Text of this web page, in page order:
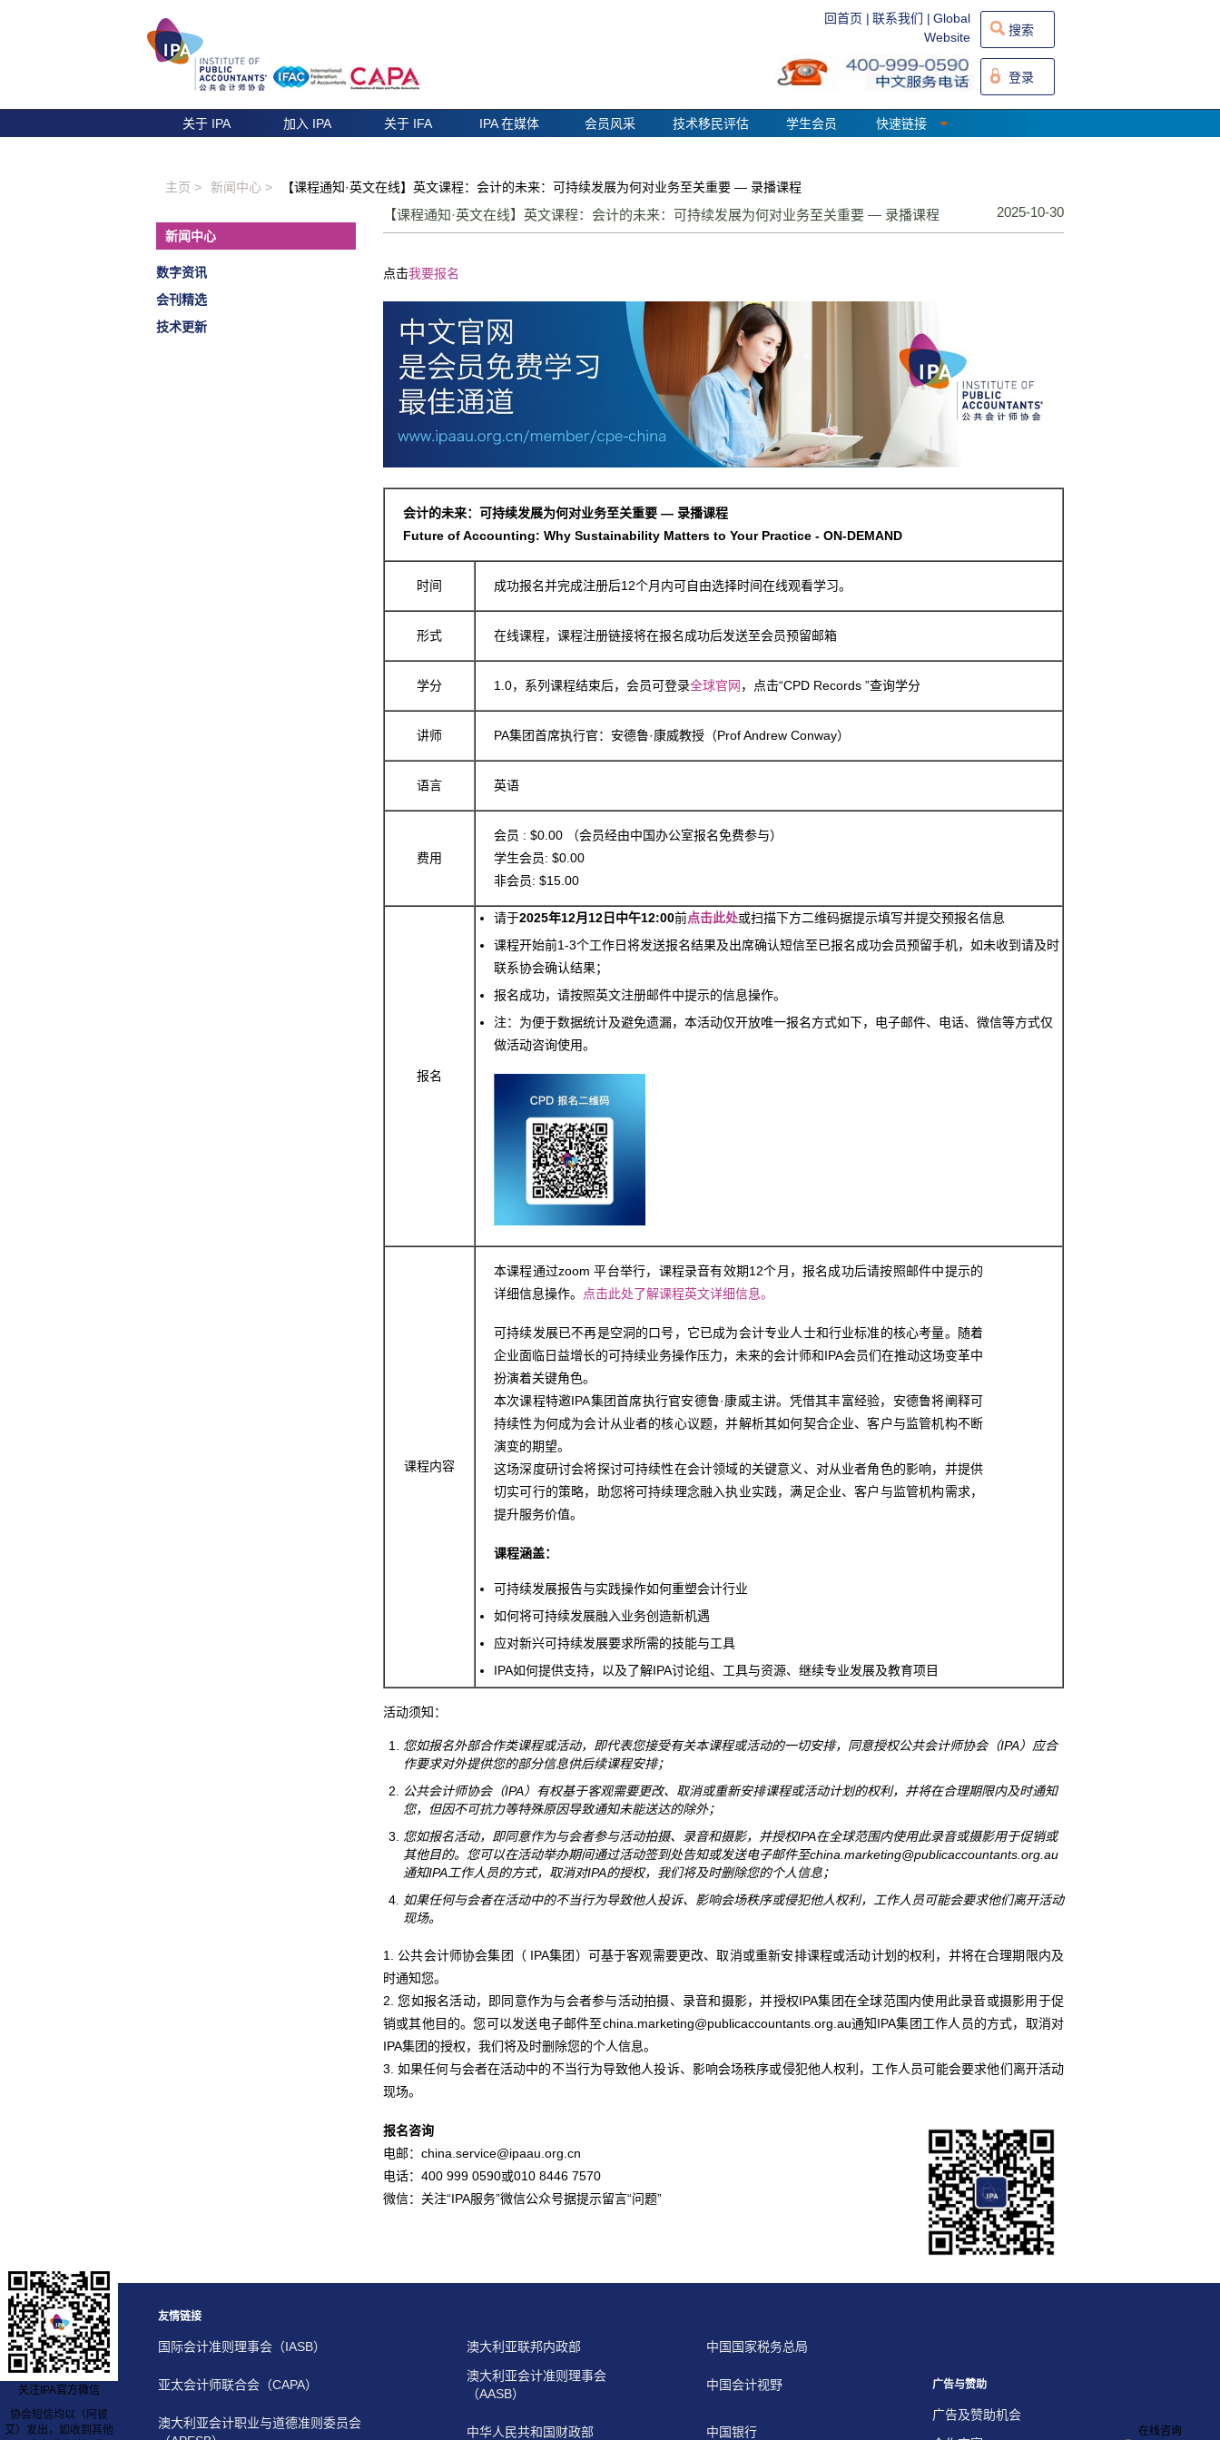
回首页 | 联系我们 | Global
Website
搜索
登录
关于 IPA 加入 IPA 关于 IFA IPA 在媒体 会员风采 技术移民评估 学生会员 快速链接
主页 > 新闻中心 > 【课程通知·英文在线】英文课程：会计的未来：可持续发展为何对业务至关重要 — 录播课程
新闻中心
数字资讯
会刊精选
技术更新
【课程通知·英文在线】英文课程：会计的未来：可持续发展为何对业务至关重要 — 录播课程 2025-10-30
点击我要报名
会计的未来：可持续发展为何对业务至关重要 — 录播课程
Future of Accounting: Why Sustainability Matters to Your Practice - ON-DEMAND
时间 成功报名并完成注册后12个月内可自由选择时间在线观看学习。
形式 在线课程，课程注册链接将在报名成功后发送至会员预留邮箱
学分 1.0，系列课程结束后，会员可登录全球官网 ，点击“CPD Records ”查询学分
讲师 PA集团首席执行官：安德鲁·康威教授（Prof Andrew Conway）
语言 英语
费用
会员 : $0.00 （会员经由中国办公室报名免费参与）
学生会员: $0.00
非会员: $15.00
报名
请于2025年12月 12 日中午12:00前点击此处或扫描下方二维码据提示填写并提交预报名信息
课程开始前1-3个工作日将发送报名结果及出席确认短信至已报名成功会员预留手机，如未收到请及时
联系协会确认结果；
报名成功，请按照英文注册邮件中提示的信息操作。
注：为便于数据统计及避免遗漏，本活动仅开放唯一报名方式如下，电子邮件、电话、微信等方式仅
做活动咨询使用。
课程内容
本课程通过zoom 平台举行，课程录音有效期12个月，报名成功后请按照邮件中提示的
详细信息操作。
点击此处了解课程英文详细信息。
可持续发展已不再是空洞的口号，它已成为会计专业人士和行业标准的核心考量。随着
企业面临日益增长的可持续业务操作压力，未来的会计师和IPA会员们在推动这场变革中
扮演着关键角色。
本次课程特邀IPA集团首席执行官安德鲁·康威主讲。凭借其丰富经验，安德鲁将阐释可
持续性为何成为会计从业者的核心议题，并解析其如何契合企业、客户与监管机构不断
演变的期望。
这场深度研讨会将探讨可持续性在会计领域的关键意义、对从业者角色的影响，并提供
切实可行的策略，助您将可持续理念融入执业实践，满足企业、客户与监管机构需求，
提升服务价值。
课程涵盖：
可持续发展报告与实践操作如何重塑会计行业
如何将可持续发展融入业务创造新机遇
应对新兴可持续发展要求所需的技能与工具
IPA如何提供支持，以及了解IPA讨论组、工具与资源、继续专业发展及教育项目
活动须知：
您如报名外部合作类课程或活动，即代表您接受有关本课程或活动的一切安排，同意授权公共会计师协会（IPA）应合
作要求对外提供您的部分信息供后续课程安排；
公共会计师协会（IPA）有权基于客观需要更改、取消或重新安排课程或活动计划的权利，并将在合理期限内及时通知
您，但因不可抗力等特殊原因导致通知未能送达的除外；
您如报名活动，即同意作为与会者参与活动拍摄、录音和摄影，并授权IPA在全球范围内使用此录音或摄影用于促销或
其他目的。您可以在活动举办期间通过活动签到处告知或发送电子邮件至china.marketing@publicaccountants.org.au
通知IPA工作人员的方式，取消对IPA的授权，我们将及时删除您的个人信息；
如果任何与会者在活动中的不当行为导致他人投诉、影响会场秩序或侵犯他人权利，工作人员可能会要求他们离开活动
现场。
1. 公共会计师协会集团（ IPA集团）可基于客观需要更改、取消或重新安排课程或活动计划的权利，并将在合理期限内及
时通知您。
2. 您如报名活动，即同意作为与会者参与活动拍摄、录音和摄影，并授权IPA集团在全球范围内使用此录音或摄影用于促
销或其他目的。您可以发送电子邮件至china.marketing@publicaccountants.org.au通知IPA集团工作人员的方式，取消对
IPA集团的授权，我们将及时删除您的个人信息。
3. 如果任何与会者在活动中的不当行为导致他人投诉、影响会场秩序或侵犯他人权利，工作人员可能会要求他们离开活动
现场。
报名咨询
电邮：china.service@ipaau.org.cn
电话：400 999 0590或010 8446 7570
微信：关注“IPA服务”微信公众号据提示留言“问题”
友情链接
国际会计准则理事会（IASB） 澳大利亚联邦内政部 中国国家税务总局
亚太会计师联合会（CAPA）
澳大利亚会计准则理事会
（AASB）
中国会计视野
澳大利亚会计职业与道德准则委员会
中华人民共和国财政部 中国银行
广告与赞助
广告及赞助机会
关注IPA官方微信
协会短信均以（阿彼
艾）发出，如收到其他
在线咨询